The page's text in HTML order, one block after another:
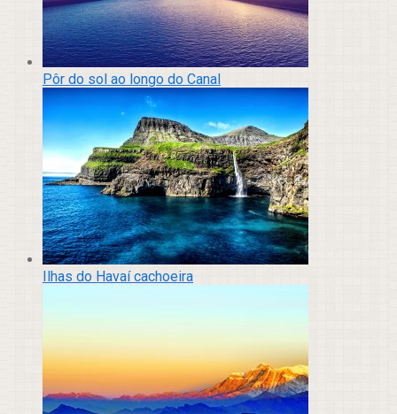
Pôr do sol ao longo do Canal
Ilhas do Havaí cachoeira